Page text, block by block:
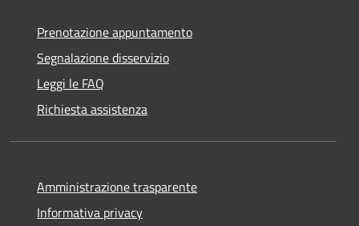
Prenotazione appuntamento
Segnalazione disservizio
Leggi le FAQ
Richiesta assistenza
Amministrazione trasparente
Informativa privacy